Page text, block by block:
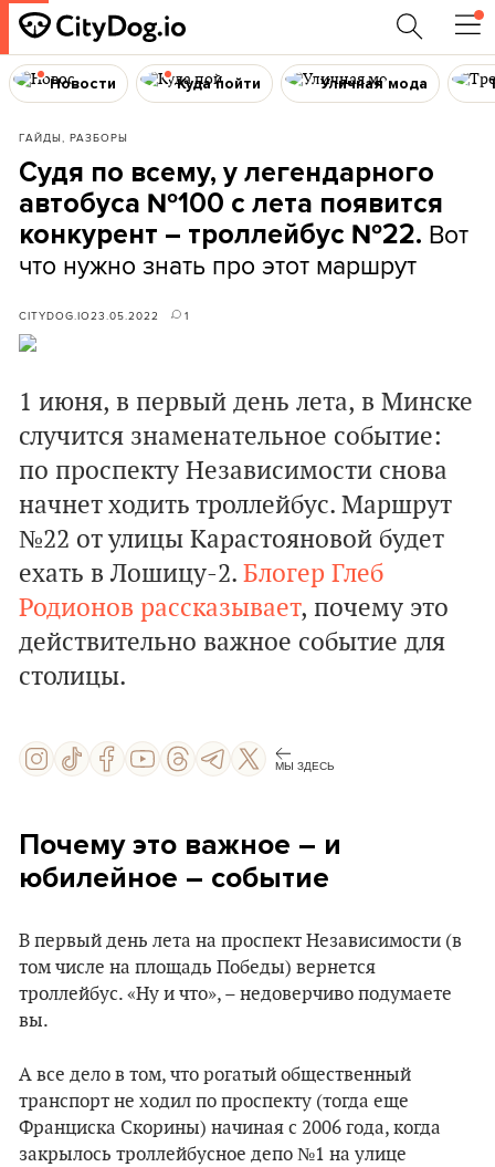
Новости Куда пойти Уличная мода
ГАЙДЫ, РАЗБОРЫ
Судя по всему, у легендарного
автобуса №100 с лета появится
конкурент – троллейбус №22. Вот
что нужно знать про этот маршрут
CITYDOG.IO23.05.2022 1
1 июня, в первый день лета, в Минске
случится знаменательное событие:
по проспекту Независимости снова
начнет ходить троллейбус. Маршрут
№22 от улицы Карастояновой будет
ехать в Лошицу-2. Блогер Глеб
Родионов рассказывает, почему это
действительно важное событие для
столицы.
МЫ ЗДЕСЬ
Почему это важное – и
юбилейное – событие
В первый день лета на проспект Независимости (в
том числе на площадь Победы) вернется
троллейбус. «Ну и что», – недоверчиво подумаете
вы.
А все дело в том, что рогатый общественный
транспорт не ходил по проспекту (тогда еще
Франциска Скорины) начиная с 2006 года, когда
закрылось троллейбусное депо №1 на улице